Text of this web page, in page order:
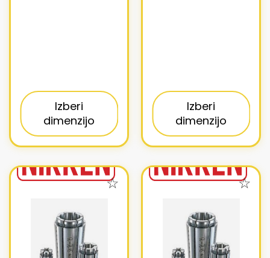
Izberi
dimenzijo
Izberi
dimenzijo